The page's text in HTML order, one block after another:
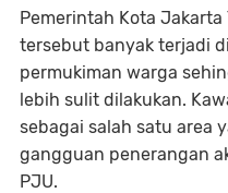
Pemerintah Kota
tersebut banyak terjadi
permukiman warga
lebih sulit dilakukan.
sebagai salah satu area
gangguan penerangan
PJU.